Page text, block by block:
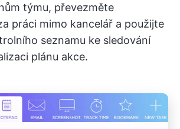
týmu, převezměte
práci mimo kancelář a použijte
seznamu ke sledování
plánu akce.